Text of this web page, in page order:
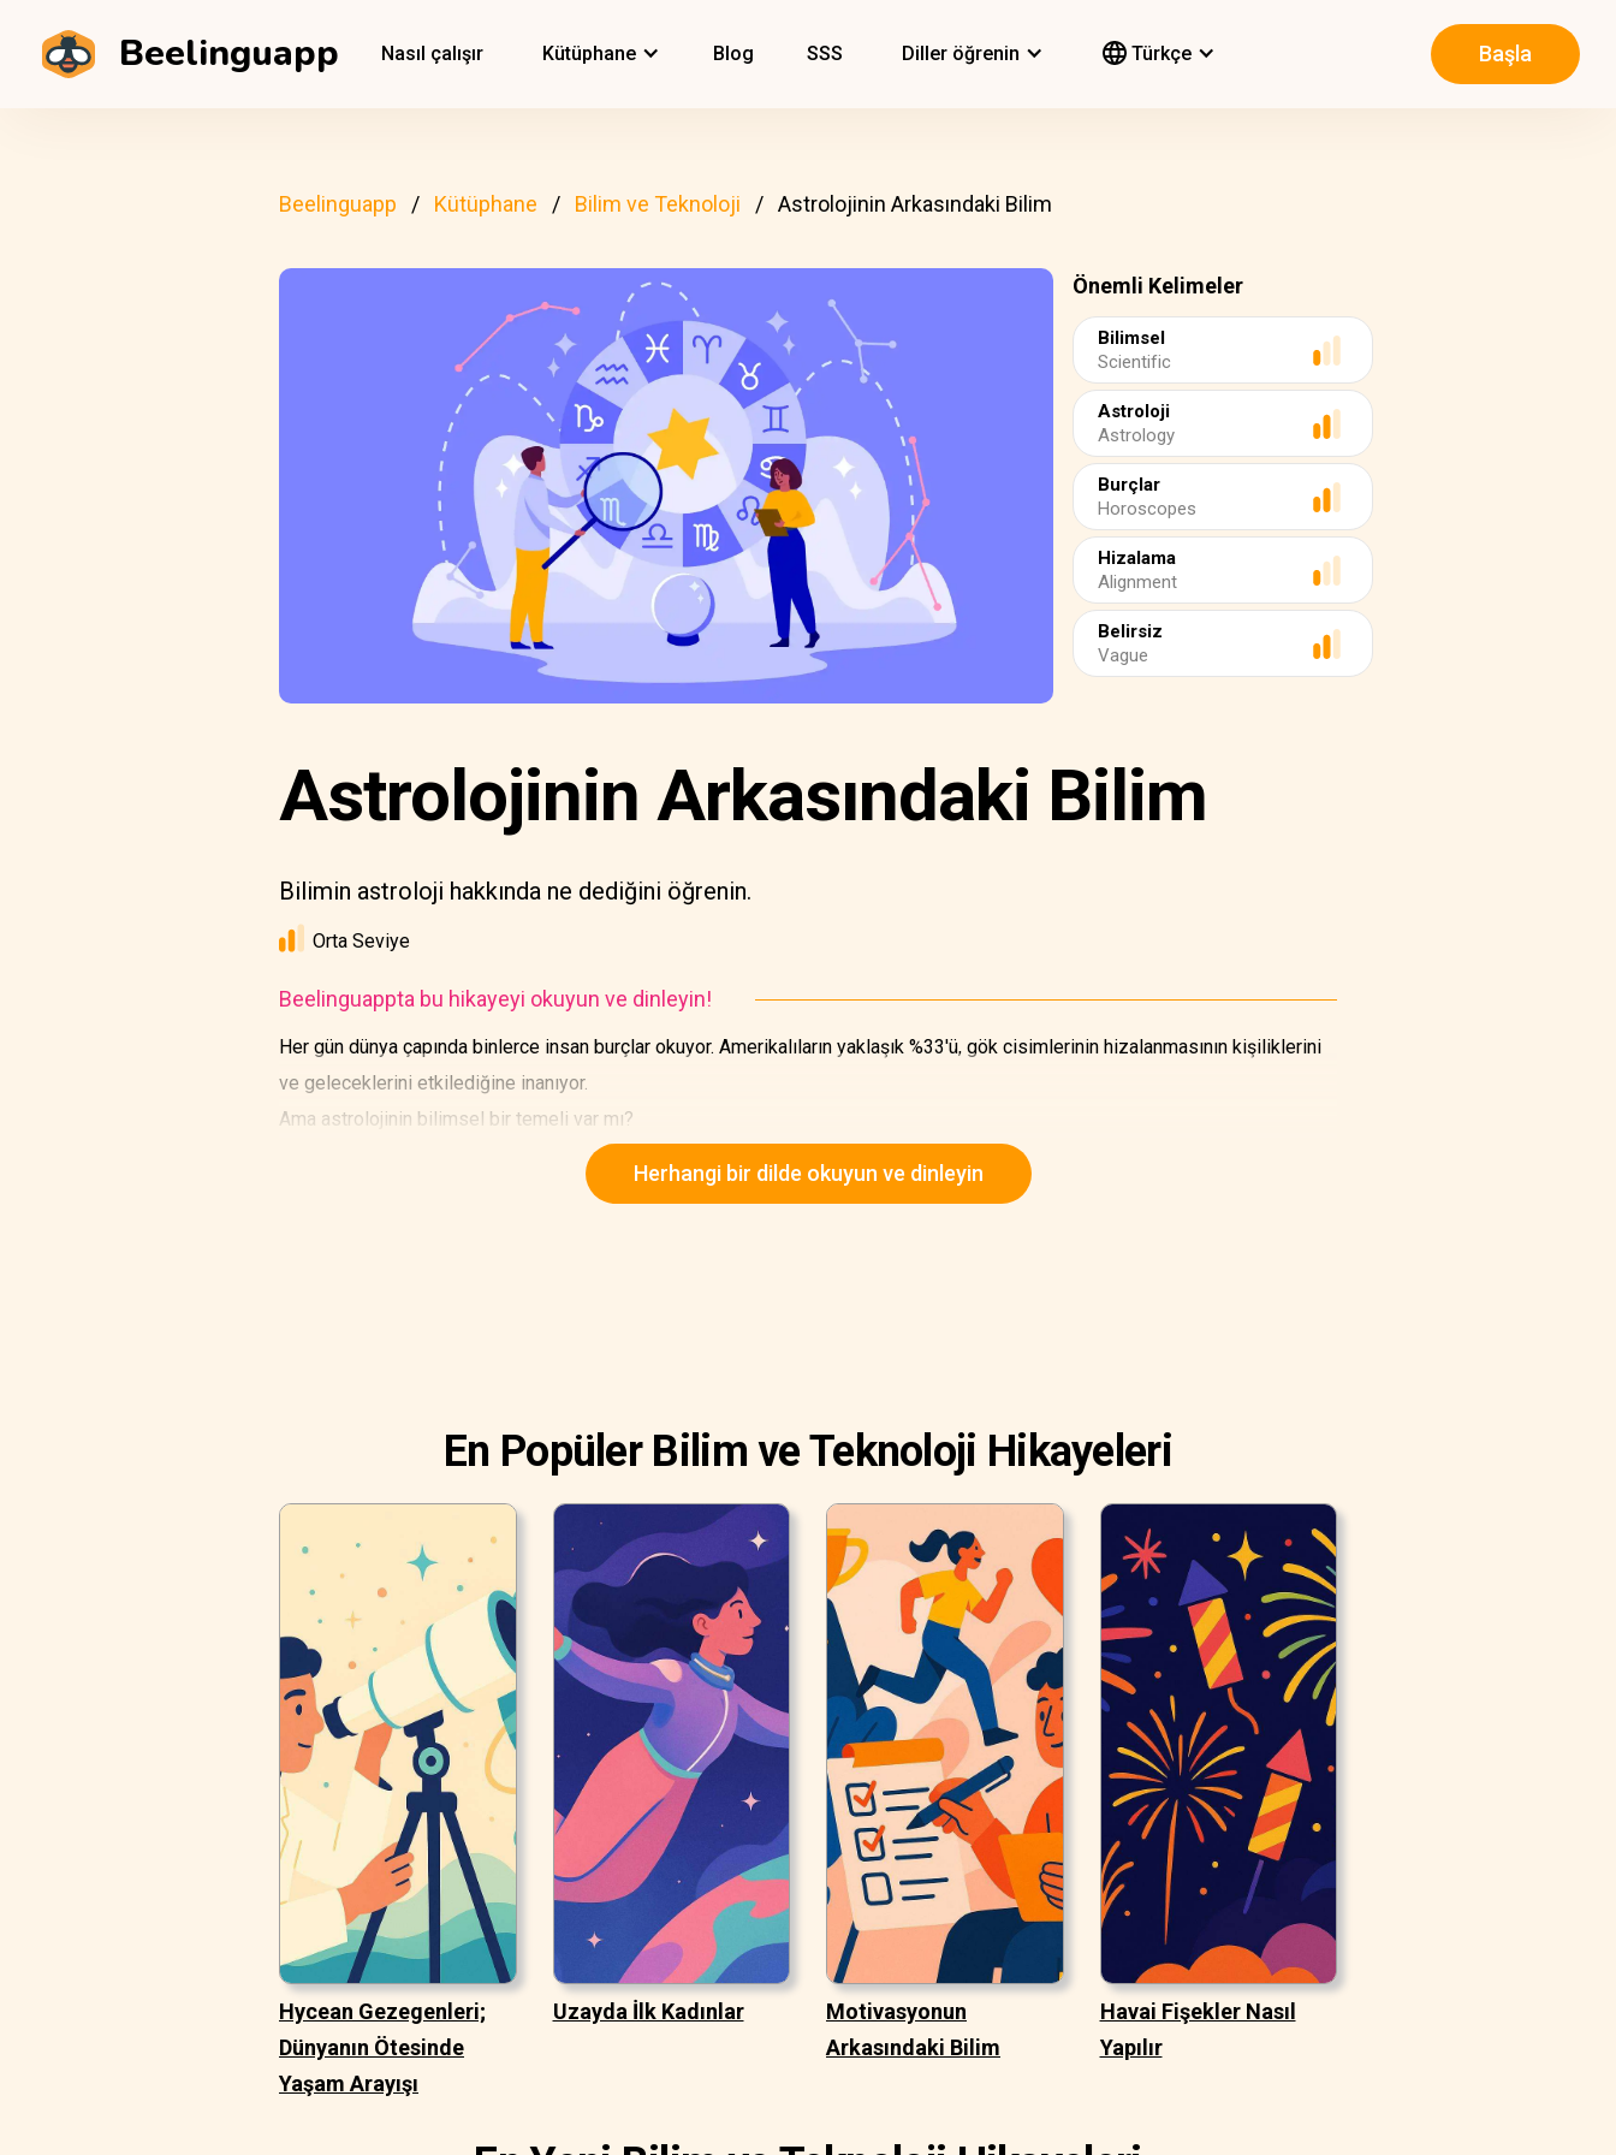
Beelinguapp Nasıl çalışır Kütüphane Blog SSS Diller öğrenin Türkçe Başla
Beelinguapp Kütüphane Bilim ve Teknoloji Astrolojinin Arkasındaki Bilim
Önemli Kelimeler
Bilimsel
Scientific
Astroloji
Astrology
Burçlar
Horoscopes
Hizalama
Alignment
Belirsiz
Vague
Astrolojinin Arkasındaki Bilim
Bilimin astroloji hakkında ne dediğini öğrenin.
Orta Seviye
Beelinguappta bu hikayeyi okuyun ve dinleyin!
Her gün dünya çapında binlerce insan burçlar okuyor. Amerikalıların yaklaşık %33'ü, gök cisimlerinin hizalanmasının kişiliklerini
ve geleceklerini etkilediğine inanıyor.
Ama astrolojinin bilimsel bir temeli var mı?
Herhangi bir dilde okuyun ve dinleyin
En Popüler Bilim ve Teknoloji Hikayeleri
Hycean Gezegenleri;
Dünyanın Ötesinde
Yaşam Arayışı
Uzayda İlk Kadınlar
Motivasyonun
Arkasındaki Bilim
Havai Fişekler Nasıl
Yapılır